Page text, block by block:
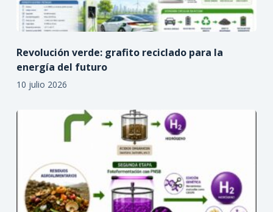
Revolución verde: grafito reciclado para la
energía del futuro
10 julio 2026